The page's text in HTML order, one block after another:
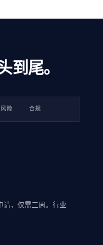
ES· ES 中·ZH-CN
到尾。
险 合规
请，仅需三周。行业